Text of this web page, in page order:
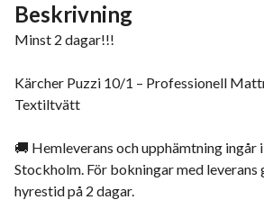
Beskrivning
Minst 2 dagar!!!
Kärcher Puzzi 10/1 – Professionell
Textiltvätt
🚚 Hemleverans och upphämtning ingår
Stockholm. För bokningar med leverans
hyrestid på 2 dagar.